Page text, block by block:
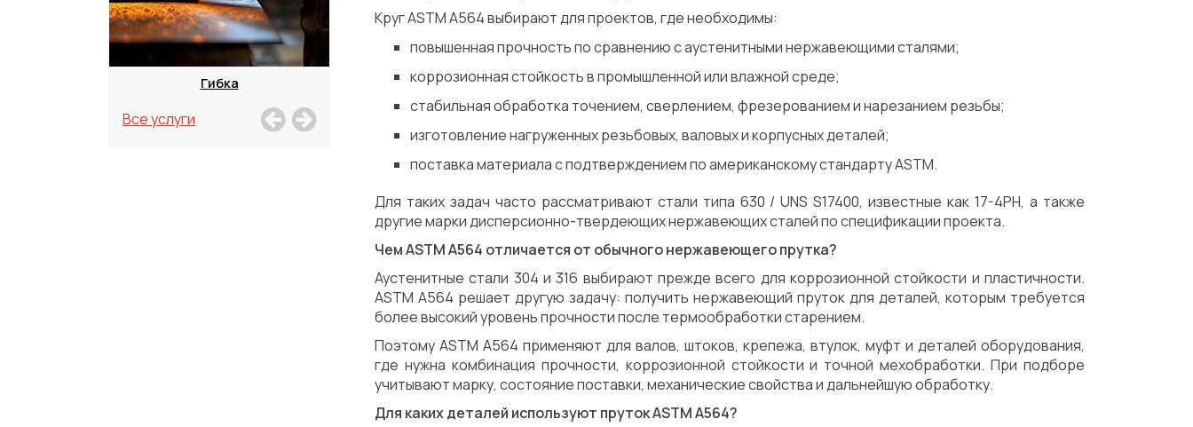
Гибка Сварка Механическая обработка Испытания/Сертификация
Все услуги
Круг ASTM A564 выбирают для проектов, где необходимы:
повышенная прочность по сравнению с аустенитными нержавеющими сталями;
коррозионная стойкость в промышленной или влажной среде;
стабильная обработка точением, сверлением, фрезерованием и нарезанием резьбы;
изготовление нагруженных резьбовых, валовых и корпусных деталей;
поставка материала с подтверждением по американскому стандарту ASTM.
Для таких задач часто рассматривают стали типа 630 / UNS S17400, известные как 17-4PH, а также
другие марки дисперсионно-твердеющих нержавеющих сталей по спецификации проекта.
Чем ASTM A564 отличается от обычного нержавеющего прутка?
Аустенитные стали 304 и 316 выбирают прежде всего для коррозионной стойкости и пластичности.
ASTM A564 решает другую задачу: получить нержавеющий пруток для деталей, которым требуется
более высокий уровень прочности после термообработки старением.
Поэтому ASTM A564 применяют для валов, штоков, крепежа, втулок, муфт и деталей оборудования,
где нужна комбинация прочности, коррозионной стойкости и точной мехобработки. При подборе
учитывают марку, состояние поставки, механические свойства и дальнейшую обработку.
Для каких деталей используют пруток ASTM A564?